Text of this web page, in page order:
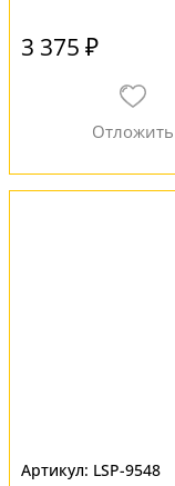
3 375 ₽
LSP-9548